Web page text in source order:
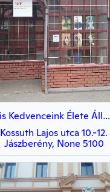
Kis Kedvenceink Élete Állateledel És Felszerelés
Kossuth Lajos utca 10.-12.
Jászberény, None 5100